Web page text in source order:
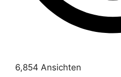
6,854 Ansichten